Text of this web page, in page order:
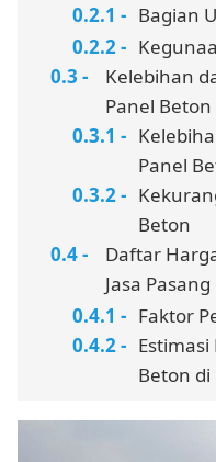
Bagian
Kelebihan
Panel Beton
Panel
Beton
Daftar
Jasa
Faktor
Beton di